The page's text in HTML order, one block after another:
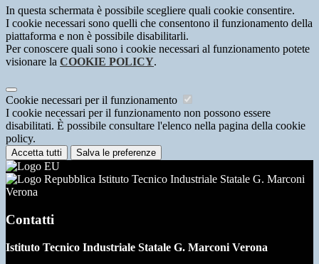
In questa schermata è possibile scegliere quali cookie consentire.
I cookie necessari sono quelli che consentono il funzionamento della
piattaforma e non è possibile disabilitarli.
Per conoscere quali sono i cookie necessari al funzionamento potete
visionare la COOKIE POLICY.
Cookie necessari per il funzionamento
I cookie necessari per il funzionamento non possono essere
disabilitati. È possibile consultare l'elenco nella pagina della cookie
policy.
Accetta tutti Salva le preferenze
Istituto Tecnico Industriale Statale G. Marconi
Verona
Contatti
Istituto Tecnico Industriale Statale G. Marconi Verona